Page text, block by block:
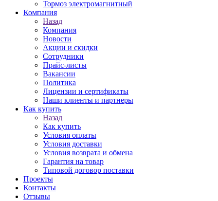
Тормоз электромагнитный
Компания
Назад
Компания
Новости
Акции и скидки
Сотрудники
Прайс-листы
Вакансии
Политика
Лицензии и сертификаты
Наши клиенты и партнеры
Как купить
Назад
Как купить
Условия оплаты
Условия доставки
Условия возврата и обмена
Гарантия на товар
Типовой договор поставки
Проекты
Контакты
Отзывы